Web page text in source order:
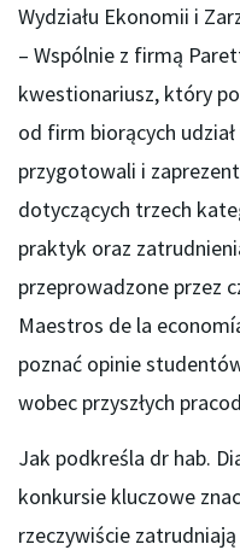
Wydziału Ekonomii i
– Wspólnie z firmą
kwestionariusz, który
od firm biorących
przygotowali i
dotyczących trzech
praktyk oraz
przeprowadzone przez
Maestros de la
poznać opinie
wobec przyszłych
Jak podkreśla dr hab.
konkursie kluczowe
rzeczywiście